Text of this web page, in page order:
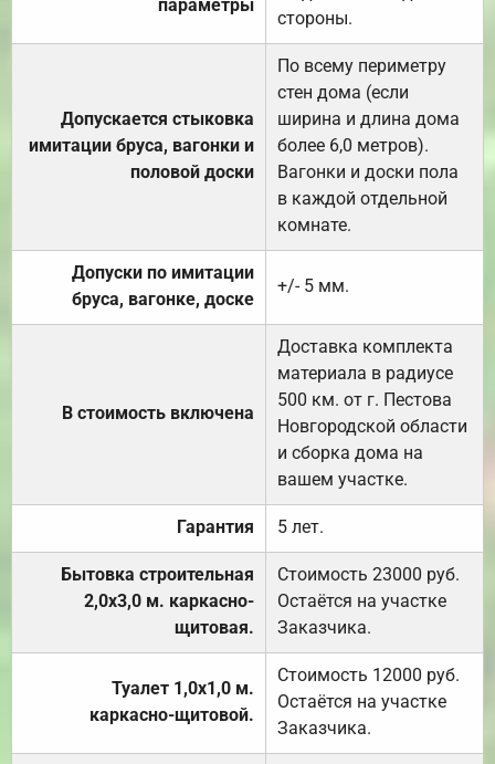
параметры
стороны.
Допускается стыковка
имитации бруса, вагонки и
половой доски
По всему периметру
стен дома (если
ширина и длина дома
более 6,0 метров).
Вагонки и доски пола
в каждой отдельной
комнате.
Допуски по имитации
бруса, вагонке, доске
+/- 5 мм.
В стоимость включена
Доставка комплекта
материала в радиусе
500 км. от г. Пестова
Новгородской области
и сборка дома на
вашем участке.
Гарантия 5 лет.
Бытовка строительная
2,0х3,0 м. каркасно-
щитовая.
Стоимость 23000 руб.
Остаётся на участке
Заказчика.
Туалет 1,0х1,0 м.
каркасно-щитовой.
Стоимость 12000 руб.
Остаётся на участке
Заказчика.